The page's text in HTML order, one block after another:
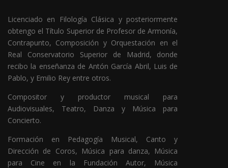
Licenciado en Filología Clásica y posteriormente
obtengo el Título Superior de Profesor de Armonía,
Contrapunto, Composición y Orquestación en el
Real Conservatorio Superior de Madrid, donde
recibo la enseñanza de Antón García Abril, Luis de
Pablo, y Emilio Rey entre otros.
Compositor y productor musical para
Audiovisuales, Teatro, Danza y Música para
Concierto.
Formación en Pedagogía Musical, Canto y
Dirección de Coros, Música para danza, Música
para Cine en la Fundación Autor, Música